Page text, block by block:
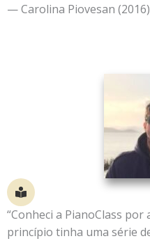
— Carolina Piovesan
“Conheci a PianoClass por
princípio tinha uma série